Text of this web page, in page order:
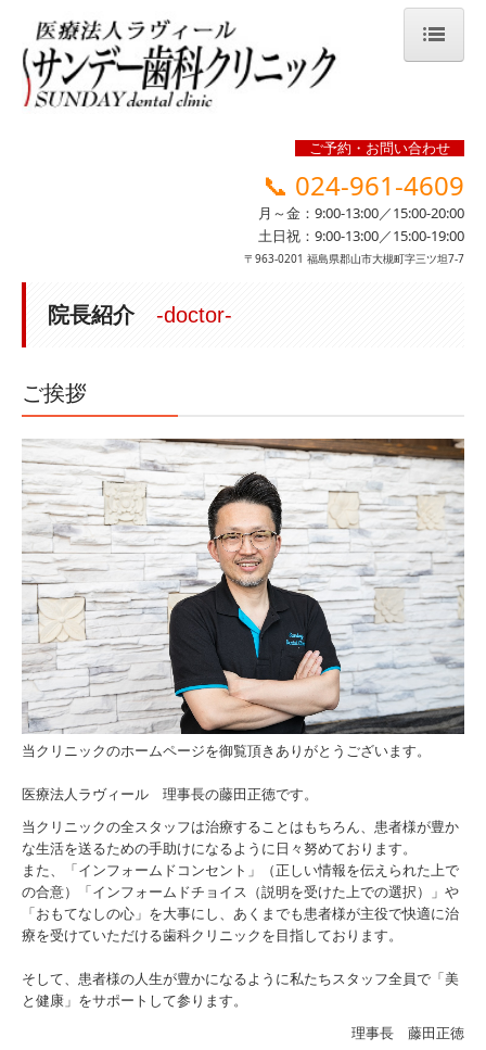
HOME
メンテナンス
ラシャスリップス
アンチエイジング歯科
ホワイトニング
メタルフリー
インプラント
小児歯科
マタニティ歯科
矯正歯科
初診の方へ -first-
交通案内 -access-
Instagram
ご予約・お問い合わせ
📞 024-961-4609
月～金： 9:00-13:00／15:00-20:00
土日祝： 9:00-13:00／15:00-19:00
〒963-0201 福島県郡山市大槻町字三ツ坦7-7
院長紹介 -doctor-
ご挨拶
当クリニックのホームページを御覧頂きありがとうございます。
医療法人ラヴィール 理事長の藤田正徳です。
当クリニックの全スタッフは治療することはもちろん、患者様が豊か
な生活を送るための手助けになるように日々努めております。
また、「インフォームドコンセント」（正しい情報を伝えられた上で
の合意）「インフォームドチョイス（説明を受けた上での選択）」や
「おもてなしの心」を大事にし、あくまでも患者様が主役で快適に治
療を受けていただける歯科クリニックを目指しております。
そして、患者様の人生が豊かになるように私たちスタッフ全員で「美
と健康」をサポートして参ります。
理事長 藤田正徳